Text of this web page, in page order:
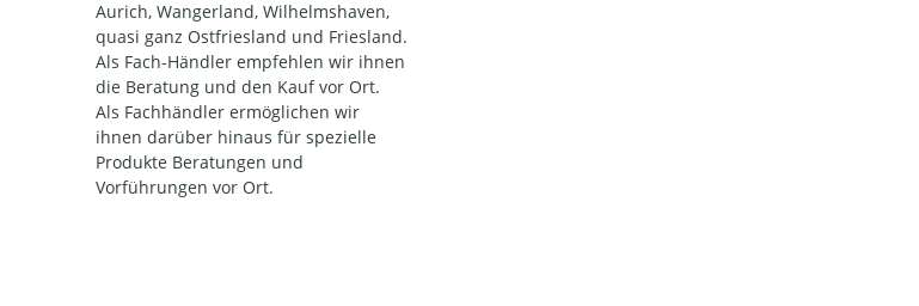
Aurich, Wangerland, Wilhelmshaven,
quasi ganz Ostfriesland und Friesland.
Als Fach-Händler empfehlen wir ihnen
die Beratung und den Kauf vor Ort.
Als Fachhändler ermöglichen wir
ihnen darüber hinaus für spezielle
Produkte Beratungen und
Vorführungen vor Ort.